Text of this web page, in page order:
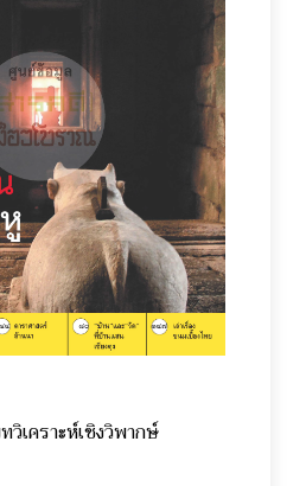
บทวิเคราะห์เชิงวิพากษ์